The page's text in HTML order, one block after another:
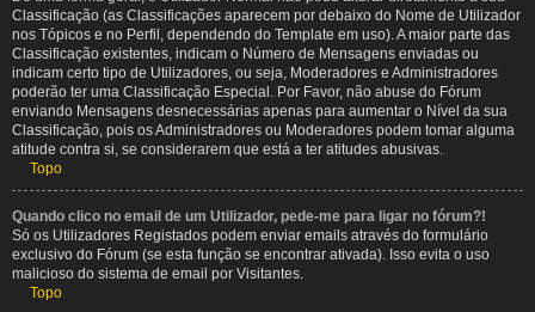
Classificação (as Classificações aparecem por debaixo do Nome de Utilizador
nos Tópicos e no Perfil, dependendo do Template em uso). A maior parte das
Classificação existentes, indicam o Número de Mensagens enviadas ou
indicam certo tipo de Utilizadores, ou seja, Moderadores e Administradores
poderão ter uma Classificação Especial. Por Favor, não abuse do Fórum
enviando Mensagens desnecessárias apenas para aumentar o Nível da sua
Classificação, pois os Administradores ou Moderadores podem tomar alguma
atitude contra si, se considerarem que está a ter atitudes abusivas.
Topo
Quando clico no email de um Utilizador, pede-me para ligar no fórum?!
Só os Utilizadores Registados podem enviar emails através do formulário
exclusivo do Fórum (se esta função se encontrar ativada). Isso evita o uso
malicioso do sistema de email por Visitantes.
Topo